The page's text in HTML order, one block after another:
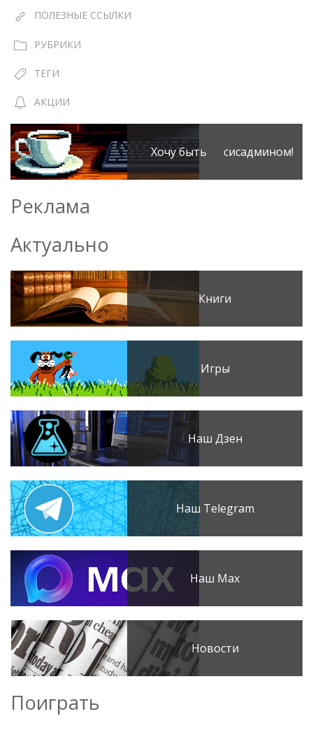
ПОЛЕЗНЫЕ ССЫЛКИ
РУБРИКИ
ТЕГИ
АКЦИИ
Хочу быть сисадмином!
Реклама
Актуально
Книги
Игры
Наш Дзен
Наш Telegram
Наш Max
Новости
Поиграть